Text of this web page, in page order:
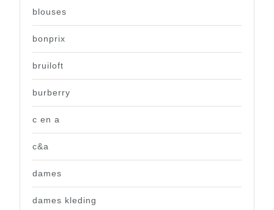
blouses
bonprix
bruiloft
burberry
c en a
c&a
dames
dames kleding